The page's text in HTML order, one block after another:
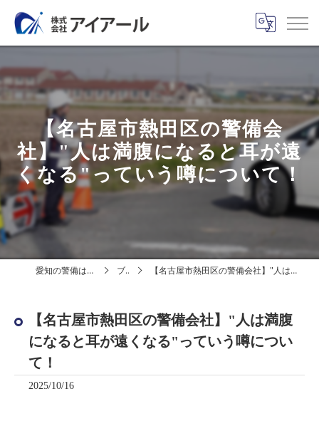
【名古屋市熱田区の警備会
社】"人は満腹になると耳が遠
くなる"っていう噂について！
愛知の警備は株式会社アイアール ブログ 【名古屋市熱田区の警備会社】"人は満腹になると耳が遠くなる"っていう噂について！
【名古屋市熱田区の警備会社】"人は満腹
になると耳が遠くなる"っていう噂につい
て！
2025/10/16